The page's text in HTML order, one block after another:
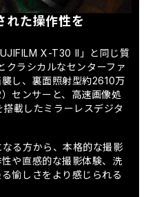
れた操作性を
X-T30 II」と同じ質
ラシカルなセンターファ
し、裏面照射型約2610万
センサーと、高速画像処
載したミラーレスデジタ
る方から、本格的な撮影
や直感的な撮影体験、洗
愉しさをより感じられる